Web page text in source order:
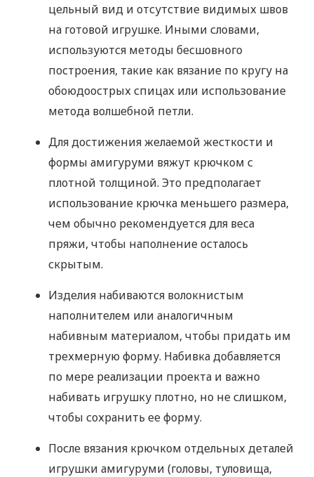
цельный вид и отсутствие видимых швов
на готовой игрушке. Иными словами,
используются методы бесшовного
построения, такие как вязание по кругу на
обоюдоострых спицах или использование
метода волшебной петли.
Для достижения желаемой жесткости и
формы амигуруми вяжут крючком с
плотной толщиной. Это предполагает
использование крючка меньшего размера,
чем обычно рекомендуется для веса
пряжи, чтобы наполнение осталось
скрытым.
Изделия набиваются волокнистым
наполнителем или аналогичным
набивным материалом, чтобы придать им
трехмерную форму. Набивка добавляется
по мере реализации проекта и важно
набивать игрушку плотно, но не слишком,
чтобы сохранить ее форму.
После вязания крючком отдельных деталей
игрушки амигуруми (головы, туловища,